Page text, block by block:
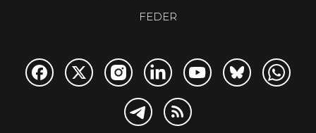
FEDER